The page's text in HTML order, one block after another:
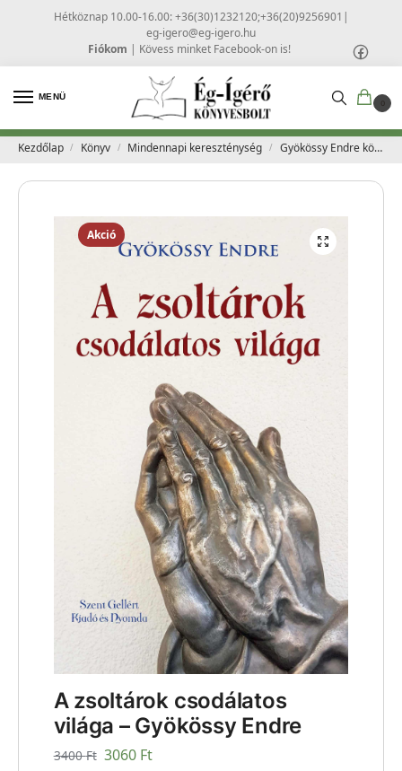
Hétköznap 10.00-16.00: +36(30)1232120;+36(20)9256901 |
eg-igero@eg-igero.hu
Fiókom | Kövess minket Facebook-on is!
MENÜ
0
Kezdőlap / Könyv / Mindennapi kereszténység / Gyökössy Endre könyvek
Akció
A zsoltárok csodálatos
világa – Gyökössy Endre
3400Ft 3060 Ft